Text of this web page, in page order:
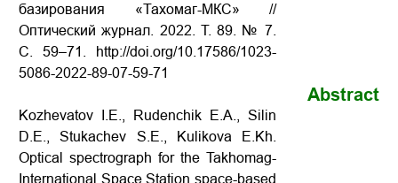
базирования «Тахомаг-МКС» //
Оптический журнал. 2022. Т. 89. № 7.
С. 59–71. http://doi.org/10.17586/1023-
5086-2022-89-07-59-71
Kozhevatov I.E., Rudenchik E.A., Silin
D.E., Stukachev S.E., Kulikova E.Kh.
Optical spectrograph for the Takhomag-
International Space Station space-based
Abstract